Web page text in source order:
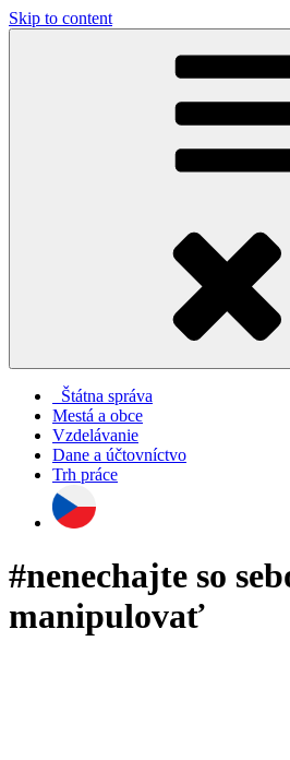
Skip to content
Štátna správa
Mestá a obce
Vzdelávanie
Dane a účtovníctvo
Trh práce
#nenechajte so
manipulovať